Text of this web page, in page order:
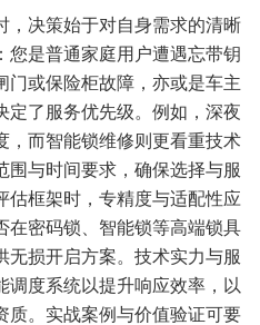
，决策始于对自身需求的清晰
您是普通家庭用户遭遇忘带钥
门或保险柜故障，亦或是车主
定了服务优先级。例如，深夜
，而智能锁维修则更看重技术
围与时间要求，确保选择与服
估框架时，专精度与适配性应
在密码锁、智能锁等高端锁具
无损开启方案。技术实力与服
调度系统以提升响应效率，以
质。实战案例与价值验证可要